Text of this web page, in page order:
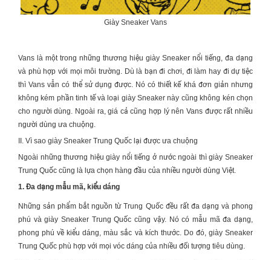
Giày Sneaker Vans
Vans là một trong những thương hiệu giày Sneaker nổi tiếng, đa dạng
và phù hợp với mọi môi trường. Dù là bạn đi chơi, đi làm hay đi dự tiệc
thì Vans vẫn có thể sử dụng được. Nó có thiết kế khá đơn giản nhưng
không kém phần tinh tế và loại giày Sneakernày cũng không kén chọn
cho người dùng. Ngoài ra, giá cả cũng hợp lý nên Vans được rất nhiều
người dùng ưa chuộng.
II. Vì sao giày Sneaker Trung Quốc lại được ưa chuộng
Ngoài những thương hiệu giày nổi tiếng ở nước ngoài thìgiày Sneaker
Trung Quốc cũng là lựa chọn hàng đầu của nhiều người dùng Việt.
1. Đa dạng mẫu mã, kiểu dáng
Những sản phẩm bắt nguồn từ Trung Quốc đều rất đa dạng và phong
phú vàgiày Sneaker Trung Quốc cũng vậy. Nó có mẫu mã đa dạng,
phong phú về kiểu dáng, màu sắc và kích thước. Do đó, giày Sneaker
Trung Quốc phù hợp với mọi vóc dáng của nhiều đối tượng tiêu dùng.